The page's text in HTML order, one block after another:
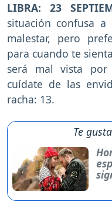
LIBRA: 23
situación confusa
malestar, pero
para cuando te
será mal vista
cuídate de las
racha: 13.
Te